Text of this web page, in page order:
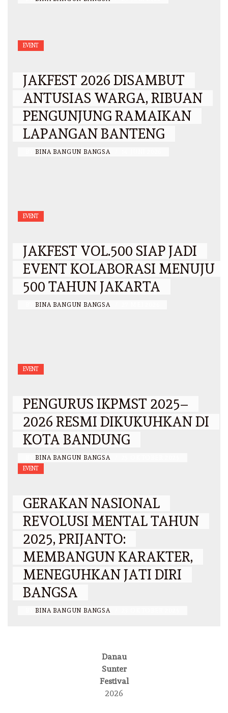
EVENT
JAKFEST 2026 DISAMBUT
ANTUSIAS WARGA, RIBUAN
PENGUNJUNG RAMAIKAN
LAPANGAN BANTENG
BINA BANGUN BANGSA
EVENT
JAKFEST VOL.500 SIAP JADI
EVENT KOLABORASI MENUJU
500 TAHUN JAKARTA
BINA BANGUN BANGSA
EVENT
PENGURUS IKPMST 2025–
2026 RESMI DIKUKUHKAN DI
KOTA BANDUNG
BINA BANGUN BANGSA
EVENT
GERAKAN NASIONAL
REVOLUSI MENTAL TAHUN
2025, PRIJANTO:
MEMBANGUN KARAKTER,
MENEGUHKAN JATI DIRI
BANGSA
BINA BANGUN BANGSA
Danau
Sunter
Festival
2026